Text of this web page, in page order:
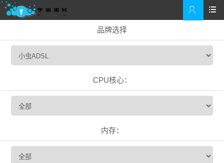


品牌选择
CPU核心：
内存：